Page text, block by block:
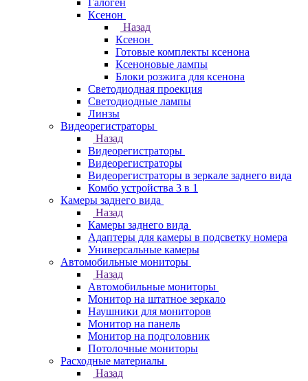
Галоген
Ксенон
Назад
Ксенон
Готовые комплекты ксенона
Ксеноновые лампы
Блоки розжига для ксенона
Светодиодная проекция
Светодиодные лампы
Линзы
Видеорегистраторы
Назад
Видеорегистраторы
Видеорегистраторы
Видеорегистраторы в зеркале заднего вида
Комбо устройства 3 в 1
Камеры заднего вида
Назад
Камеры заднего вида
Адаптеры для камеры в подсветку номера
Универсальные камеры
Автомобильные мониторы
Назад
Автомобильные мониторы
Монитор на штатное зеркало
Наушники для мониторов
Монитор на панель
Монитор на подголовник
Потолочные мониторы
Расходные материалы
Назад